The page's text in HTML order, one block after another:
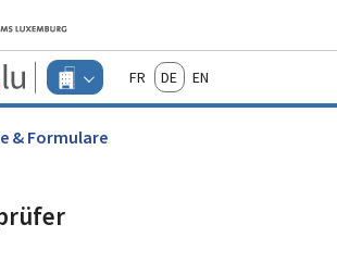
Zum Hauptmenü
Zum Inhalt
Guichet.lu
Changer
d'espace
-
Menu
FrançaisDeutschEnglish
& Formulare